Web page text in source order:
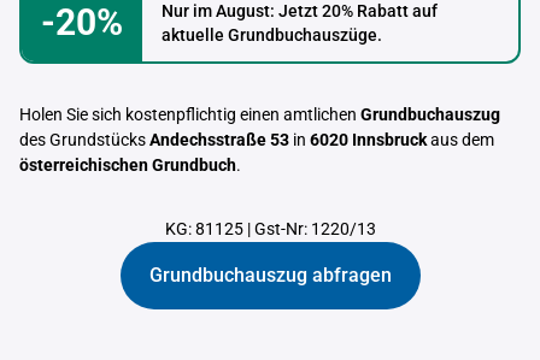
-20%
Nur im August: Jetzt 20% Rabatt auf
aktuelle Grundbuchauszüge.
Holen Sie sich kostenpflichtig einen amtlichen Grundbuchauszug
des GrundstücksAndechsstraße 53 in 6020 Innsbruckaus dem
österreichischen Grundbuch.
KG: 81125|Gst-Nr: 1220/13
Grundbuchauszug abfragen